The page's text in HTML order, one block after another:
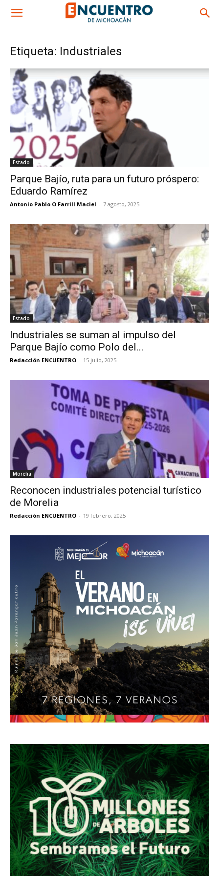
Etiqueta: Industriales
Estado
Parque Bajío, ruta para un futuro próspero:
Eduardo Ramírez
Antonio Pablo O Farrill Maciel - 7 agosto, 2025
Estado
Industriales se suman al impulso del
Parque Bajío como Polo del...
Redacción ENCUENTRO - 15 julio, 2025
Morelia
Reconocen industriales potencial turístico
de Morelia
Redacción ENCUENTRO - 19 febrero, 2025